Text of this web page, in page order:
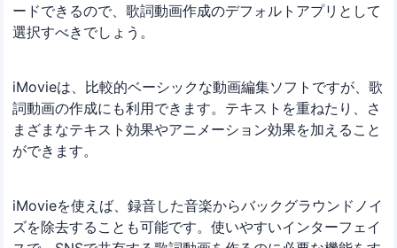
ードできるので、歌詞動画作成のデフォルトアプリとして
選択すべきでしょう。
iMovieは、比較的ベーシックな動画編集ソフトですが、歌
詞動画の作成にも利用できます。テキストを重ねたり、さ
まざまなテキスト効果やアニメーション効果を加えること
ができます。
iMovieを使えば、録音した音楽からバックグラウンドノイ
ズを除去することも可能です。使いやすいインターフェイ